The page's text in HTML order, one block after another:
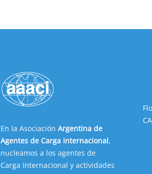
En la Asociación Argentina de
Agentes de Carga Internacional,
nucleamos a los agentes de
Carga Internacional y actividades